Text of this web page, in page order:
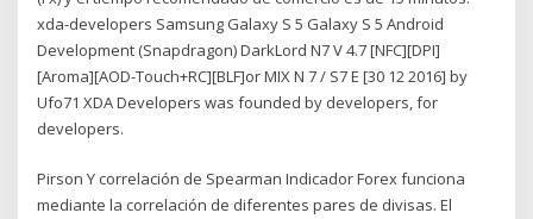
xda-developers Samsung Galaxy S 5 Galaxy S 5 Android
Development (Snapdragon) DarkLord N7 V 4.7 [NFC][DPI]
[Aroma][AOD-Touch+RC][BLF]or MIX N 7 / S7 E [30 12 2016] by
Ufo71 XDA Developers was founded by developers, for
developers.
Pirson Y correlación de Spearman Indicador Forex funciona
mediante la correlación de diferentes pares de divisas. El